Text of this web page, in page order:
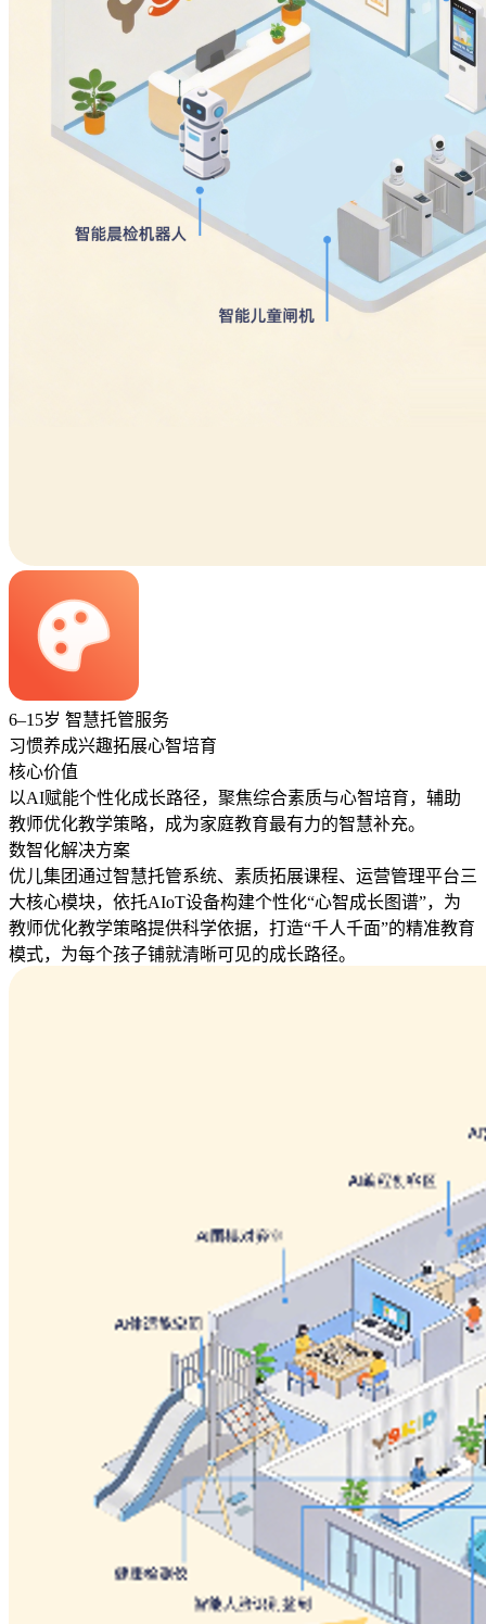
6–15岁 智慧托管服务
习惯养成兴趣拓展心智培育
核心价值
以AI赋能个性化成长路径，聚焦综合素质与心智培育，辅助
教师优化教学策略，成为家庭教育最有力的智慧补充。
数智化解决方案
优儿集团通过智慧托管系统、素质拓展课程、运营管理平台三
大核心模块，依托AIoT设备构建个性化“心智成长图谱”，为
教师优化教学策略提供科学依据，打造“千人千面”的精准教育
模式，为每个孩子铺就清晰可见的成长路径。